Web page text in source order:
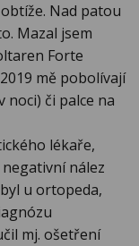
Nad patou
Mazal jsem
Forte
mě pobolívají
noci) či palce na
lékaře,
nález
u ortopeda,
mj. ošetření